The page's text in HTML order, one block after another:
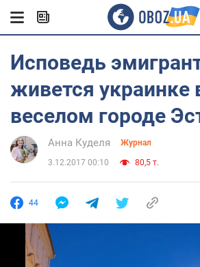
Исповедь
живется украинке
веселом городе
Анна Куделя Журнал
3.12.2017 00:10 80,5 т.
44